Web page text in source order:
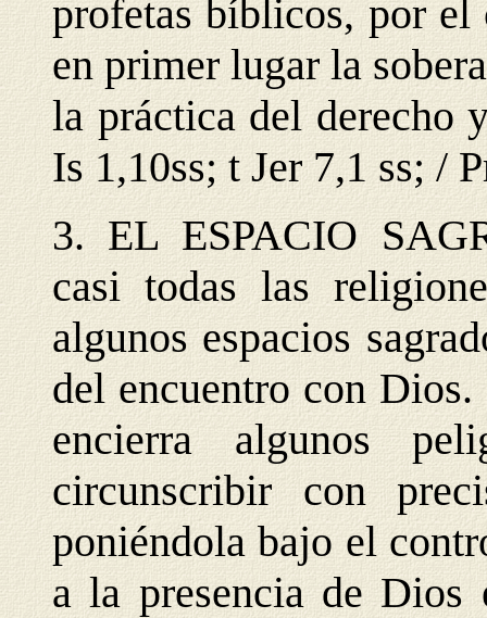
profetas bíblicos, por
en primer lugar la
la práctica del derecho
Is 1,10ss; t Jer 7,1 ss; /
3. EL ESPACIO
casi todas las
algunos espacios
del encuentro con
encierra algunos
circunscribir con
poniéndola bajo el
a la presencia de